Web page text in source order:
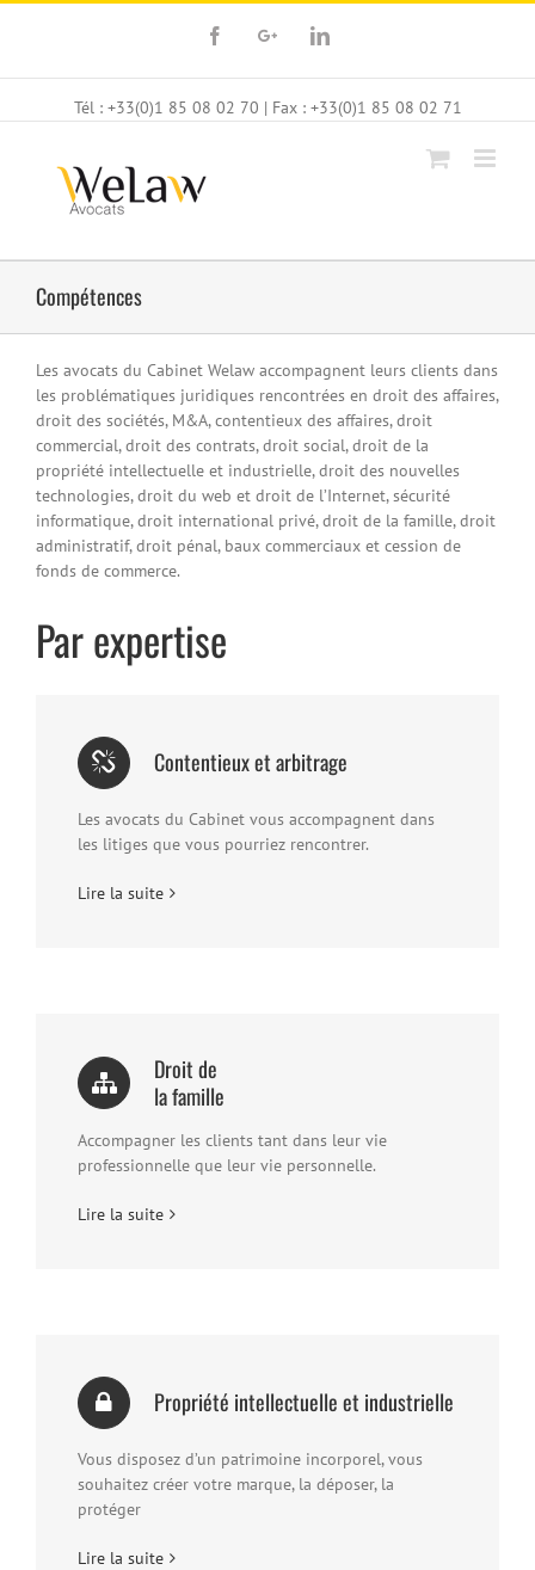
FacebookGoogle+Linkedin
Tél : +33(0)1 85 08 02 70 | Fax : +33(0)1 85 08 02 71
Compétences
Les avocats du Cabinet Welaw accompagnent leurs clients dans
les problématiques juridiques rencontrées en droit des affaires,
droit des sociétés, M&A, contentieux des affaires, droit
commercial, droit des contrats, droit social, droit de la
propriété intellectuelle et industrielle, droit des nouvelles
technologies, droit du web et droit de l’Internet, sécurité
informatique, droit international privé, droit de la famille, droit
administratif, droit pénal, baux commerciaux et cession de
fonds de commerce.
Par expertise
Contentieux et arbitrage
Les avocats du Cabinet vous accompagnent dans
les litiges que vous pourriez rencontrer.
Lire la suite
Droit de
la famille
Accompagner les clients tant dans leur vie
professionnelle que leur vie personnelle.
Lire la suite
Propriété intellectuelle et industrielle
Vous disposez d’un patrimoine incorporel, vous
souhaitez créer votre marque, la déposer, la
protéger
Lire la suite